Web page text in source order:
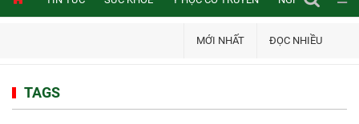
MỚI NHẤT ĐỌC NHIỀU
TAGS